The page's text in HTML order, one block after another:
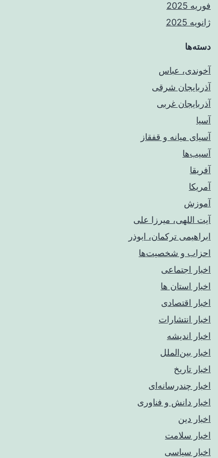
فوریه 2025
ژانویه 2025
دسته‌ها
آخوندی، عباس
آذربایجان شرقی
آذربایجان غربی
آسیا
آسیای میانه و قفقاز
آسیب‌ها
آفریقا
آمریکا
آموزش
آیت اللهی، میرزا علی
ابراهیمی ترکمان، ابوذر
احزاب و شخصیت‌ها
اخبار اجتماعی
اخبار استان ها
اخبار اقتصادی
اخبار انتشارات
اخبار اندیشه
اخبار بین‌الملل
اخبار تاریخ
اخبار چندرسانه‌ای
اخبار دانش و فناوری
اخبار دین
اخبار سلامت
اخبار سیاسی